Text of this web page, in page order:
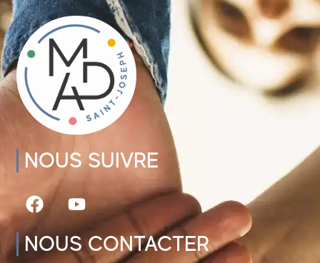
NOUS SUIVRE
NOUS CONTACTER